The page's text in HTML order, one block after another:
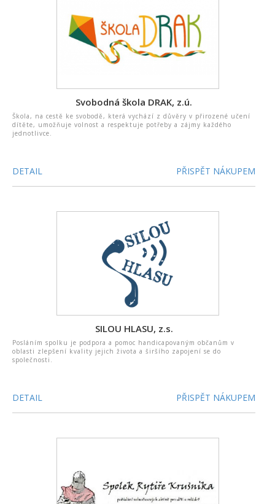
Svobodná škola DRAK, z.ú.
Škola, na cestě ke svobodě, která vychází z důvěry v přirozené učení
dítěte, umožňuje volnost a respektuje potřeby a zájmy každého
jednotlivce.
DETAIL PŘISPĚT NÁKUPEM
SILOU HLASU, z.s.
Posláním spolku je podpora a pomoc handicapovaným občanům v
oblasti zlepšení kvality jejich života a širšího zapojení se do
společnosti.
DETAIL PŘISPĚT NÁKUPEM